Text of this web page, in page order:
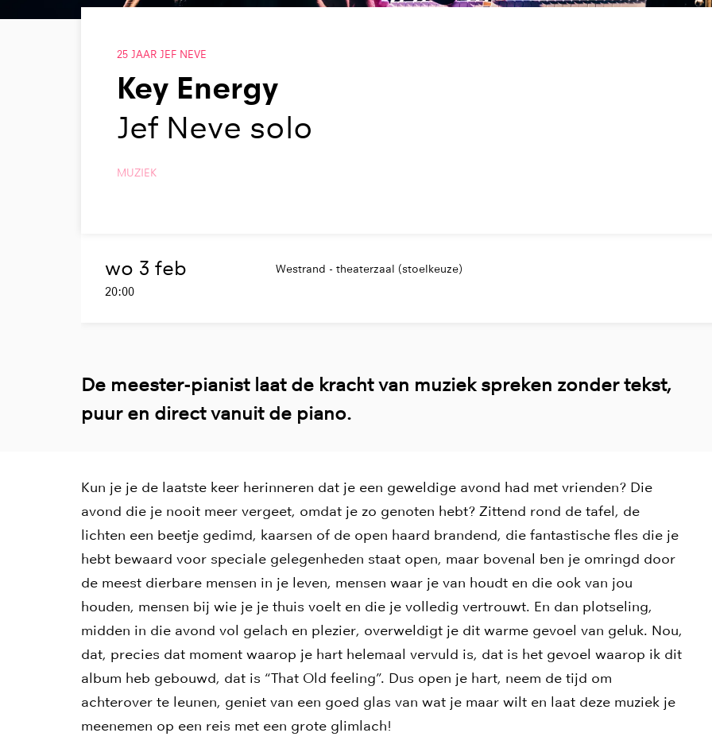
Key Energy
Jef Neve solo
25 JAAR JEF NEVE
MUZIEK
wo 3 feb
20:00
Westrand - theaterzaal (stoelkeuze)
De meester-pianist laat de kracht van muziek spreken zonder tekst,
puur en direct vanuit de piano.
Kun je je de laatste keer herinneren dat je een geweldige avond had met vrienden? Die
avond die je nooit meer vergeet, omdat je zo genoten hebt? Zittend rond de tafel, de
lichten een beetje gedimd, kaarsen of de open haard brandend, die fantastische fles die je
hebt bewaard voor speciale gelegenheden staat open, maar bovenal ben je omringd door
de meest dierbare mensen in je leven, mensen waar je van houdt en die ook van jou
houden, mensen bij wie je je thuis voelt en die je volledig vertrouwt. En dan plotseling,
midden in die avond vol gelach en plezier, overweldigt je dit warme gevoel van geluk. Nou,
dat, precies dat moment waarop je hart helemaal vervuld is, dat is het gevoel waarop ik dit
album heb gebouwd, dat is “That Old feeling”. Dus open je hart, neem de tijd om
achterover te leunen, geniet van een goed glas van wat je maar wilt en laat deze muziek je
meenemen op een reis met een grote glimlach!